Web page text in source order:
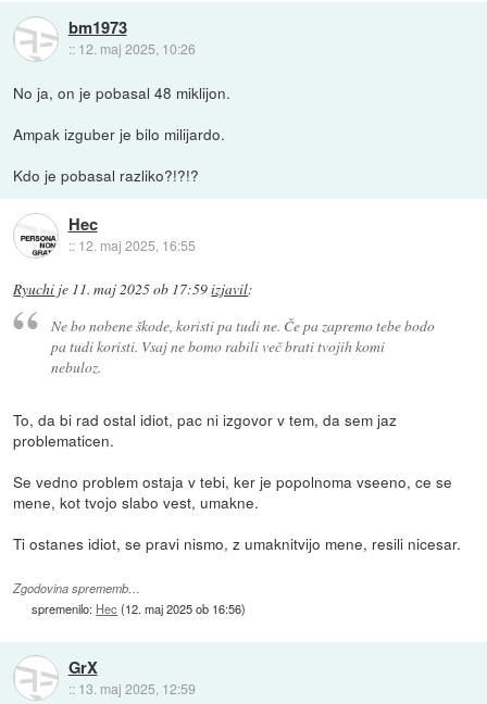
bm1973
:: 12. maj 2025, 10:26
No ja, on je pobasal 48 miklijon.
Ampak izguber je bilo milijardo.
Kdo je pobasal razliko?!?!?
Hec
:: 12. maj 2025, 16:55
Ryuchi je 11. maj 2025 ob 17:59izjavil:
Ne bo nobene škode, koristi pa tudi ne. Če pa zapremo tebe bodo
pa tudi koristi. Vsaj ne bomo rabili več brati tvojih komi
nebuloz.
To, da bi rad ostal idiot, pac ni izgovor v tem, da sem jaz
problematicen.
Se vedno problem ostaja v tebi, ker je popolnoma vseeno, ce se
mene, kot tvojo slabo vest, umakne.
Ti ostanes idiot, se pravi nismo, z umaknitvijo mene, resili nicesar.
Zgodovina sprememb…
spremenilo: Hec (12. maj 2025 ob 16:56)
GrX
:: 13. maj 2025, 12:59